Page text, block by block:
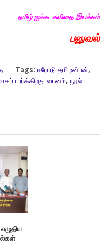
தமிழ் ஐக்கூ கவிதை இயக்கம்
பனுவல்
Tags: ஈரோடு தமிழன்பன்,
பார்க்கிறது வானம், நூல்
எழுதிய